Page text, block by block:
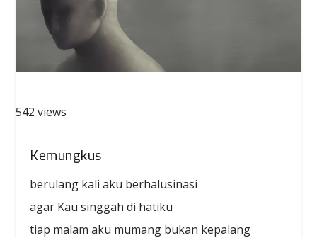
542 views
Kemungkus
berulang kali aku berhalusinasi
agar Kau singgah di hatiku
tiap malam aku mumang bukan kepalang